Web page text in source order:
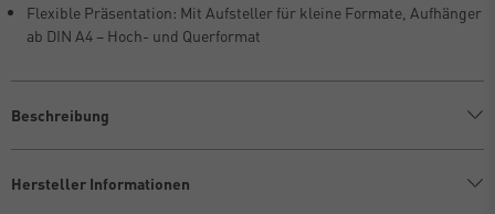
Flexible Präsentation: Mit Aufsteller für kleine Formate, Aufhänger
ab DIN A4 – Hoch- und Querformat
Beschreibung
Hersteller Informationen